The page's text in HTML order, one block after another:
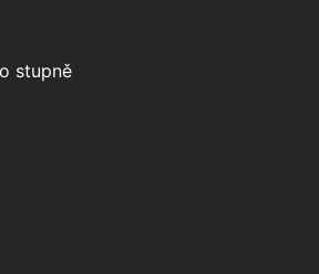
stupně